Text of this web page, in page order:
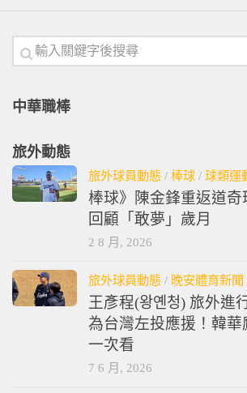
中華職棒
旅外動態
旅外球員動態 / 棒球 / 球類運
棒球》陳金鋒重返道
回顧「敢夢」歲月
2 8 月, 2026
旅外球員動態 / 晚安體育新聞
王彥程(왕옌청) 旅外進
為台灣左投應援！韓
一次看
7 6 月, 2026